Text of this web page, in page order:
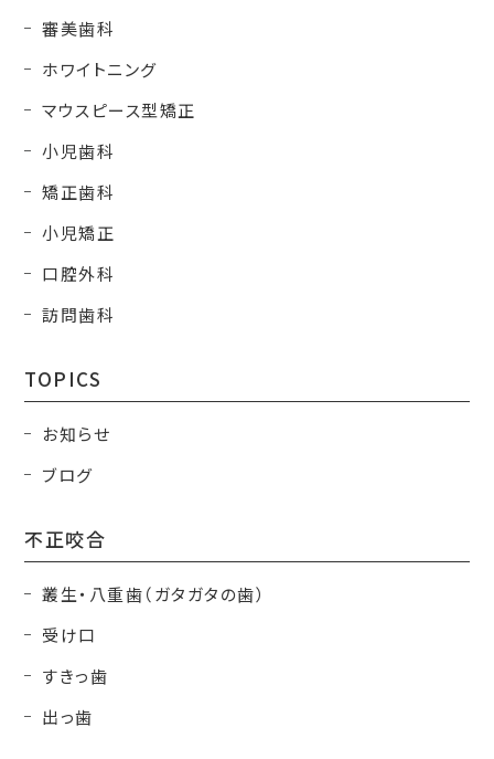
審美歯科
ホワイトニング
マウスピース型矯正
小児歯科
矯正歯科
小児矯正
口腔外科
訪問歯科
TOPICS
お知らせ
ブログ
不正咬合
叢生・八重歯（ガタガタの歯）
受け口
すきっ歯
出っ歯